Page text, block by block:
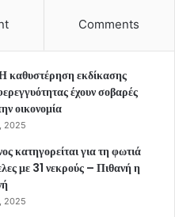
Comments
καθυστέρηση εκδίκασης
έχουν σοβαρές
οικονομία
2025
κατηγορείται για τη φωτιά
με 31 νεκρούς – Πιθανή η
2025